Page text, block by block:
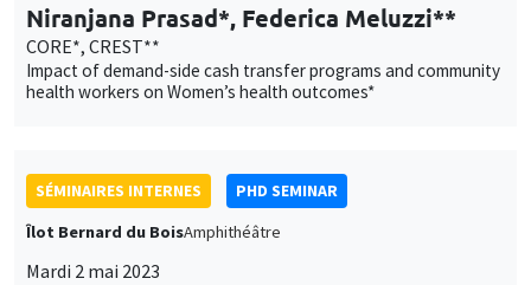
Niranjana Prasad*, Federica Meluzzi**
CORE*, CREST**
Impact of demand-side cash transfer programs and community
health workers on Women’s health outcomes*
SÉMINAIRES INTERNES
PHD SEMINAR
Îlot Bernard du BoisAmphithéâtre
Mardi 2 mai 2023